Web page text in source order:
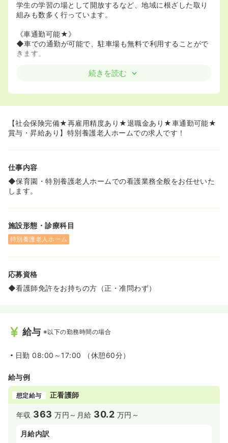
学生の学習の場として開放するなど、地域に根ざした取り
組みも数多く行っています。
《車通勤可能★》
◆車での通勤が可能で、駐車場も無料で利用することがで
きます。
続きを読む
【社会保険完備★再雇用精度あり★退職金あり★車通勤可能★
賞与・昇給あり】特別養護老人ホームでの求人です！
仕事内容
◆保育園・特別養護老人ホームでの看護業務全般をお任せいた
します。
施設形態・診療科目
特別養護老人ホーム
応募資格
◆看護師免許をお持ちの方（正・准問わず）
給与 ※以下の勤務時間の場合
日勤 08:00～17:00 （休憩60分）
給与例
想定給与 正看護師
年収 363 万円～ 月給 30.2 万円～
月給内訳